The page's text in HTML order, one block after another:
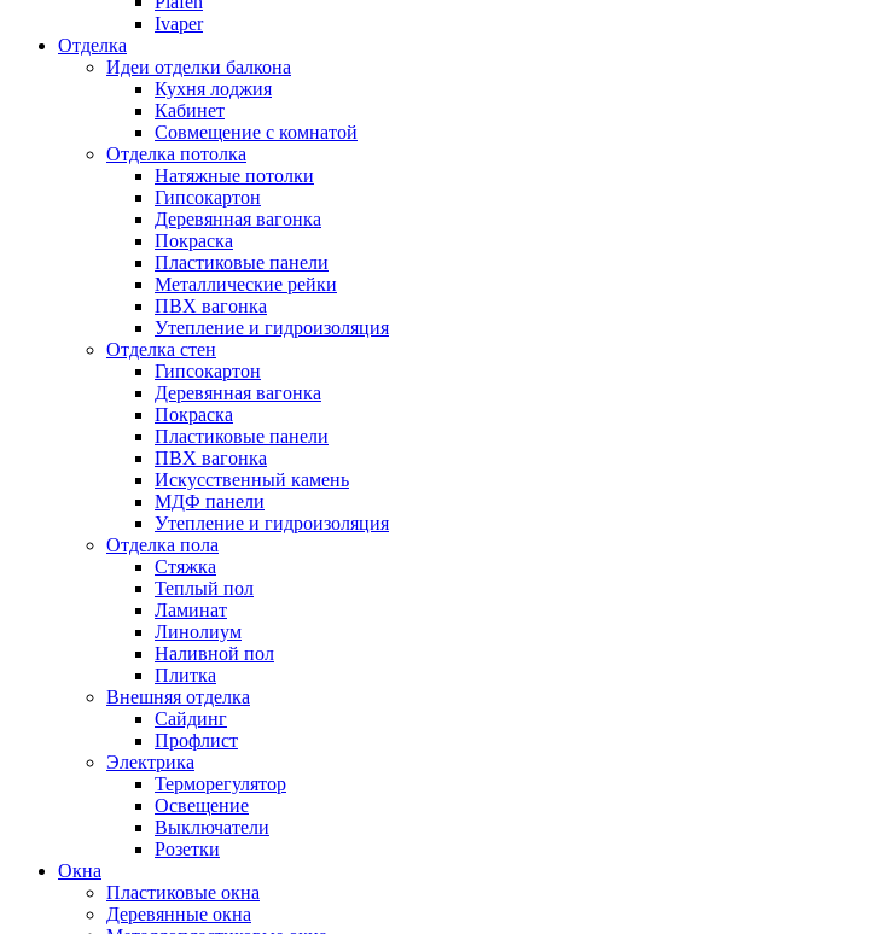
Ivaper
Отделка
Идеи отделки балкона
Кухня лоджия
Кабинет
Совмещение с комнатой
Отделка потолка
Натяжные потолки
Гипсокартон
Деревянная вагонка
Покраска
Пластиковые панели
Металлические рейки
ПВХ вагонка
Утепление и гидроизоляция
Отделка стен
Гипсокартон
Деревянная вагонка
Покраска
Пластиковые панели
ПВХ вагонка
Искусственный камень
МДФ панели
Утепление и гидроизоляция
Отделка пола
Стяжка
Теплый пол
Ламинат
Линолиум
Наливной пол
Плитка
Внешняя отделка
Сайдинг
Профлист
Электрика
Терморегулятор
Освещение
Выключатели
Розетки
Окна
Пластиковые окна
Деревянные окна